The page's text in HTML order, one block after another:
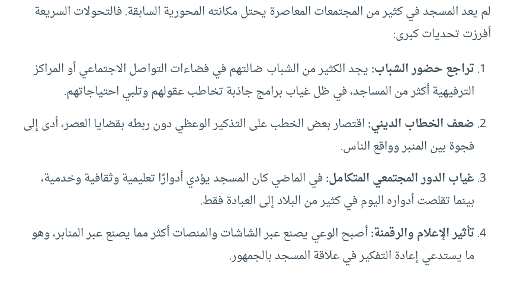
لم يعد المسجد في كثير من المجتمعات المعاصرة يحتل مكانته المحورية السابقة. فالتحولات السريعة
أفرزت تحديات كبرى:
تراجع حضور الشباب:يجد الكثير من الشباب ضالتهم في فضاءات التواصل الاجتماعي أو المراكز
الترفيهية أكثر من المساجد، في ظل غياب برامج جاذبة تخاطب عقولهم وتلبي احتياجاتهم.
ضعف الخطاب الديني:اقتصار بعض الخطب على التذكير الوعظي دون ربطه بقضايا العصر، أدى إلى
فجوة بين المنبر وواقع الناس.
غياب الدور المجتمعي المتكامل:في الماضي كان المسجد يؤدي أدوارًا تعليمية وثقافية وخدمية،
بينما تقلصت أدواره اليوم في كثير من البلاد إلى العبادة فقط.
تأثير الإعلام والرقمنة:أصبح الوعي يصنع عبر الشاشات والمنصات أكثر مما يصنع عبر المنابر، وهو
ما يستدعي إعادة التفكير في علاقة المسجد بالجمهور.